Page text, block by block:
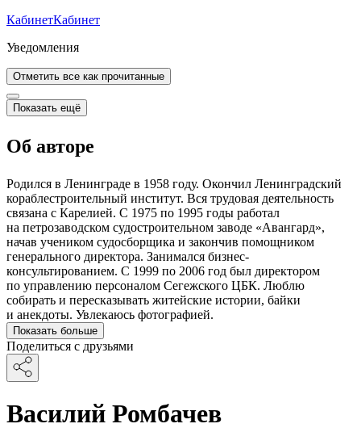
КабинетКабинет
Уведомления
Отметить все как прочитанные
Показать ещё
Об авторе
Родился в Ленинграде в 1958 году. Окончил Ленинградский
кораблестроительный институт. Вся трудовая деятельность
связана с Карелией. С 1975 по 1995 годы работал
на петрозаводском судостроительном заводе «Авангард»,
начав учеником судосборщика и закончив помощником
генерального директора. Занимался бизнес-
консультированием. С 1999 по 2006 год был директором
по управлению персоналом Сегежского ЦБК. Люблю
собирать и пересказывать житейские истории, байки
и анекдоты. Увлекаюсь фотографией.
Показать больше
Поделиться с друзьями
Василий Ромбачев